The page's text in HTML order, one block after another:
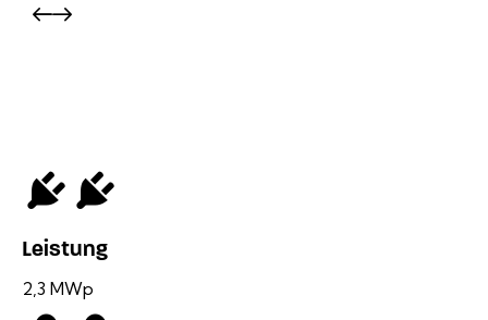
Leistung
2,3 MWp